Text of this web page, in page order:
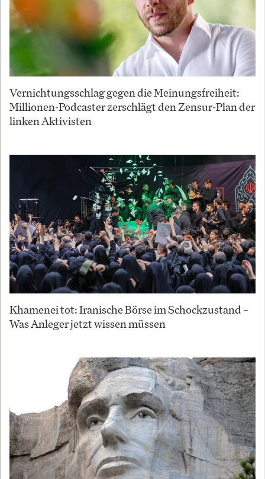
Vernichtungsschlag gegen die Meinungsfreiheit:
Millionen-Podcaster zerschlägt den Zensur-Plan der
linken Aktivisten
Khamenei tot: Iranische Börse im Schockzustand –
Was Anleger jetzt wissen müssen